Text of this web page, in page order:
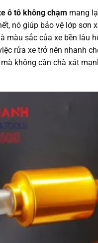
ô tô không chạm mang
nó giúp bảo vệ lớp
màu sắc của xe bền lâu
rửa xe trở nên nhanh
không cần chà xát